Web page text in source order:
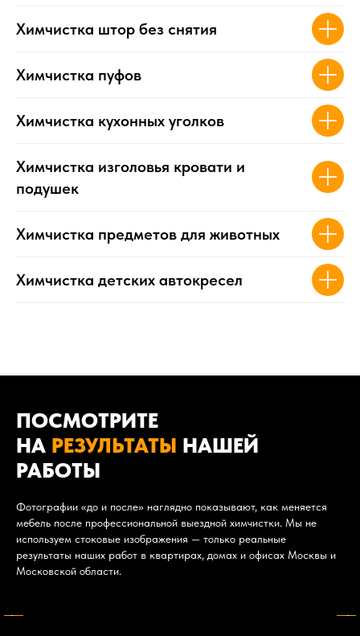
Химчистка штор без снятия
Химчистка пуфов
Химчистка кухонных уголков
Химчистка изголовья кровати и
подушек
Химчистка предметов для животных
Химчистка детских автокресел
ПОСМОТРИТЕ
НА РЕЗУЛЬТАТЫ НАШЕЙ
РАБОТЫ
Фотографии «до и после» наглядно показывают, как меняется
мебель после профессиональной выездной химчистки. Мы не
используем стоковые изображения — только реальные
результаты наших работ в квартирах, домах и офисах Москвы и
Московской области.